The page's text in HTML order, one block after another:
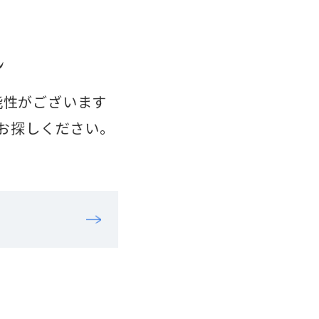
がございます
しください。